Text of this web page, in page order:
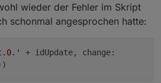
wieder der Fehler im Skript
schonmal angesprochen hatte:
+ idUpdate, change: